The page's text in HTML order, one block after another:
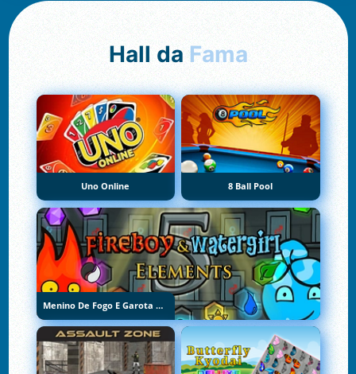
Hall da Fama
Uno Online 8 Ball Pool
Menino De Fogo E Garota De Água 5: Elementos